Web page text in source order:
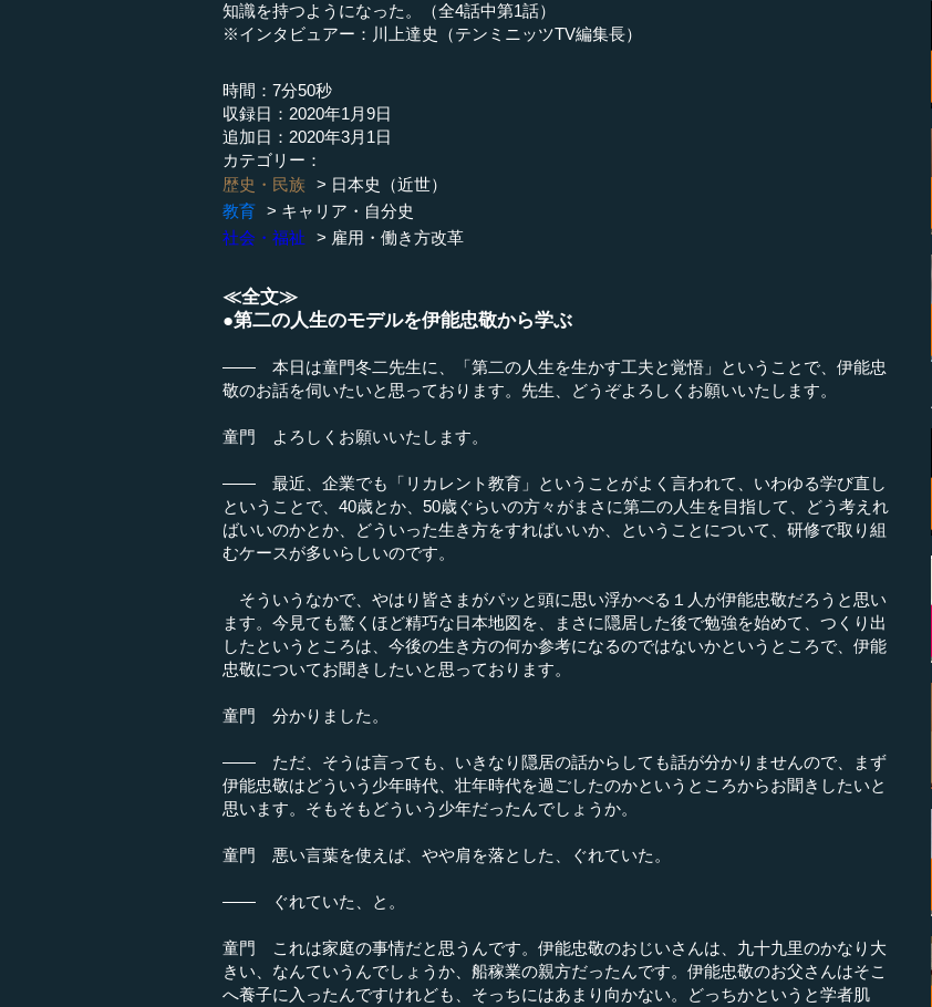
知識を持つようになった。（全4話中第1話）
※インタビュアー：川上達史（テンミニッツTV編集長）
時間：7分50秒
収録日：2020年1月9日
追加日：2020年3月1日
カテゴリー：
歴史・民族
日本史（近世）
教育
キャリア・自分史
社会・福祉
雇用・働き方改革
≪全文≫
●第二の人生のモデルを伊能忠敬から学ぶ
―― 本日は童門冬二先生に、「第二の人生を生かす工夫と覚悟」ということで、伊能忠
敬のお話を伺いたいと思っております。先生、どうぞよろしくお願いいたします。
童門 よろしくお願いいたします。
―― 最近、企業でも「リカレント教育」ということがよく言われて、いわゆる学び直し
ということで、40歳とか、50歳ぐらいの方々がまさに第二の人生を目指して、どう考えれ
ばいいのかとか、どういった生き方をすればいいか、ということについて、研修で取り組
むケースが多いらしいのです。
そういうなかで、やはり皆さまがパッと頭に思い浮かべる１人が伊能忠敬だろうと思い
ます。今見ても驚くほど精巧な日本地図を、まさに隠居した後で勉強を始めて、つくり出
したというところは、今後の生き方の何か参考になるのではないかというところで、伊能
忠敬についてお聞きしたいと思っております。
童門 分かりました。
―― ただ、そうは言っても、いきなり隠居の話からしても話が分かりませんので、まず
伊能忠敬はどういう少年時代、壮年時代を過ごしたのかというところからお聞きしたいと
思います。そもそもどういう少年だったんでしょうか。
童門 悪い言葉を使えば、やや肩を落とした、ぐれていた。
―― ぐれていた、と。
童門 これは家庭の事情だと思うんです。伊能忠敬のおじいさんは、九十九里のかなり大
きい、なんていうんでしょうか、船稼業の親方だったんです。伊能忠敬のお父さんはそこ
へ養子に入ったんですけれども、そっちにはあまり向かない。どっちかというと学者肌